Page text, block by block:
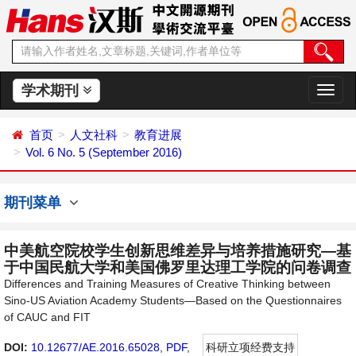
学术期刊
切
换
首页 人文社科
教育进展
Vol. 6 No. 5 (September 2016)
期刊菜单
中美航空院校学生创新思维差异与培养措施研究—基
于中国民航大学和美国佛罗里达理工学院的问卷调查
Differences and Training Measures of Creative Thinking between
Sino-US Aviation Academy Students—Based on the Questionnaires
of CAUC and FIT
DOI: 10.12677/AE.2016.65028 PDF, 科研立项经费支持